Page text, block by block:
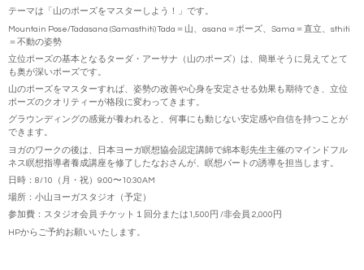
テーマは「山のポーズをマスターしよう！」です。
Mountain Pose/Tadasana (Samasthiti) Tada＝山、asana＝ポーズ、Sama＝直立、sthiti
＝不動の姿勢
立位ポーズの基本となるターダ・アーサナ（山のポーズ）は、簡単そうに見えてとて
も奥が深いポーズです。
山のポーズをマスターすれば、姿勢の改善や心身を安定させる効果も期待でき、立位
ポーズのクオリティーが格段に変わってきます。
グラウンディングの感覚が養われると、何事にも動じない安定感や自信を持つことが
できます。
ヨガのワークの後は、日本ヨーガ瞑想協会認定講師で綿本彰先生主催のマインドフル
ネス瞑想指導者養成講座を修了したなおさんが、瞑想パートの誘導を担当します。
日時：8/10（月・祝）9:00〜10:30AM
場所：小山ヨーガスタジオ（予定）
参加費：スタジオ会員 チケット１回分または1,500円 /非会員 2,000円
HPからご予約お願いいたします。